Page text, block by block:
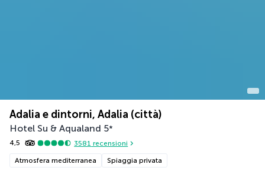
Adalia e dintorni, Adalia (città)
Hotel Su & Aqualand 5*
4,5 3581 recensioni
Atmosfera mediterranea Spiaggia privata